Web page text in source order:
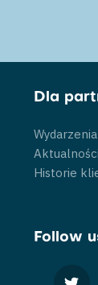
Dla
Wydarzenia
Historie
Follow